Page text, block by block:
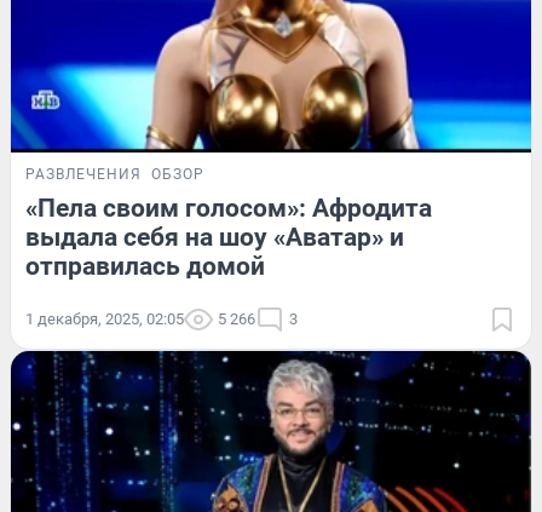
РАЗВЛЕЧЕНИЯ ОБЗОР
«Пела своим голосом»: Афродита
выдала себя на шоу «Аватар» и
отправилась домой
1 декабря, 2025, 02:05 5 266 3